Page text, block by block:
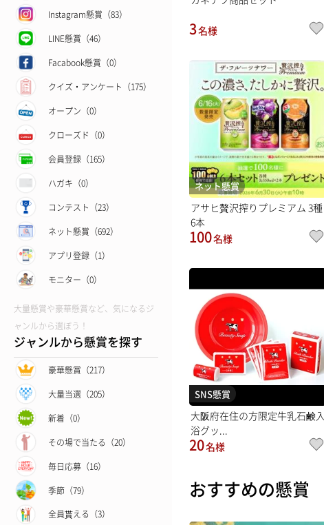
Instagram懸賞（83）
LINE懸賞（46）
Facabook懸賞（0）
クイズ・アンケート（175）
オープン（0）
クローズド（0）
会員登録（165）
ハガキ（0）
コンテスト（23）
ネット懸賞（692）
アプリ登録（1）
モニター（0）
大量懸賞や豪華懸賞など、気になるジ
ャンルから選ぼう！
ジャンルから懸賞を探す
豪華懸賞（217）
大量当選（205）
新着（0）
その場で当たる（20）
毎日応募（16）
季節（79）
全員貰える（3）
3名様
ネット懸賞
アサヒ贅沢搾りプレミアム 3種
6本
100名様
SNS懸賞
大阪府在住の方限定牛乳石鹸入
浴グッ...
20名様
おすすめの懸賞